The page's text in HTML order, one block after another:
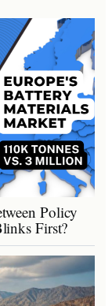
Policy
First?